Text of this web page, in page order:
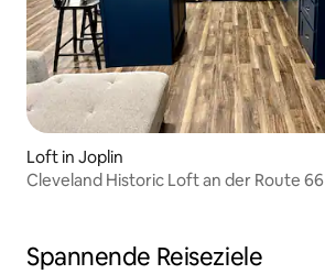
Loft in Joplin
Cleveland Historic Loft an der Route 66
Spannende Reiseziele